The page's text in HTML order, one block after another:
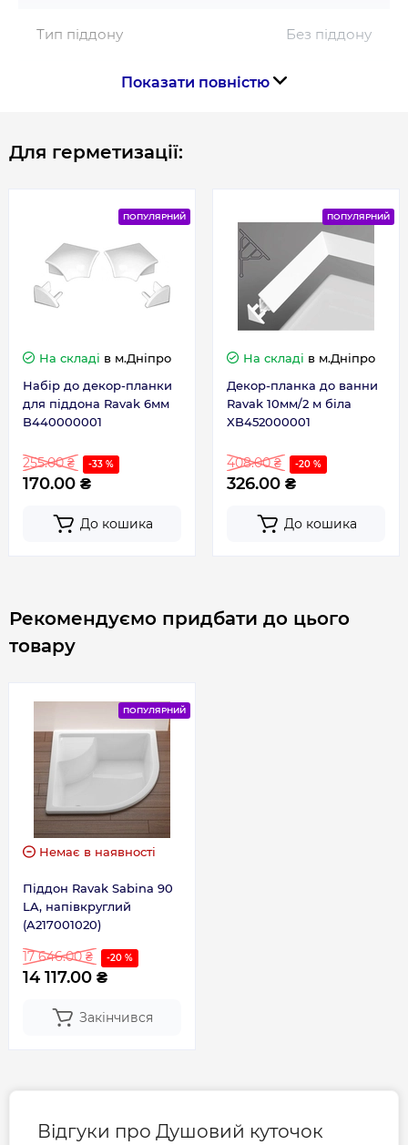
Тип піддону Без піддону
Напівкругла
Висота, см
Довжина, см
Ширина, см 90
Габарити 90x90
Показати повністю
Для герметизації:
ПОПУЛЯРНИЙ
На складі в м.Дніпро
Набір до декор-планки
для піддона Ravak 6мм
B440000001
255.00 ₴ -33 %
170.00 ₴
До кошика
ПОПУЛЯРНИЙ
На складі в м.Дніпро
Декор-планка до ванни
Ravak 10мм/2 м біла
XB452000001
408.00 ₴ -20 %
326.00 ₴
До кошика
Рекомендуємо придбати до цього
товару
ПОПУЛЯРНИЙ
Немає в наявності
Піддон Ravak Sabina 90
LA, напівкруглий
(A217001020)
17 646.00 ₴ -20 %
14 117.00 ₴
Закінчився
Відгуки про Душовий куточок